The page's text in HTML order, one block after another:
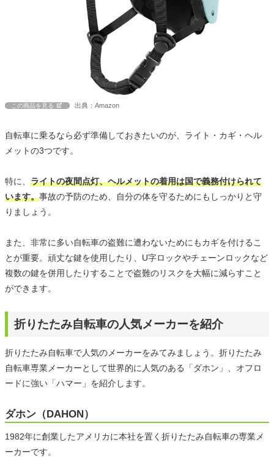
この商品を見る 出典：Amazon
自転車に乗るなら必ず準備しておきたいのが、ライト・カギ・ヘル
メットの3つです。
特に、 ライトの夜間点灯、ヘルメットの着用は国で義務付けられて
います。事故の予防のため、自分の体を守るためにもしっかりと守
りましょう。
また、非常に多い自転車の盗難に遭わないためにもカギを付けるこ
とが重要。頑丈な鍵を使用したり、U字ロックやチェーンロックなど
複数の鍵を併用したりすることで盗難のリスクを大幅に減らすこと
ができます。
折りたたみ自転車の人気メーカーを紹介
折りたたみ自転車で人気のメーカーをみてみましょう。折りたたみ
自転車専業メーカーとして世界的に人気のある「ダホン」、オフロ
ードに強い「ハマー」を紹介します。
ダホン（DAHON）
1982年に創業したアメリカに本社を置く折りたたみ自転車の専業メ
ーカーです。